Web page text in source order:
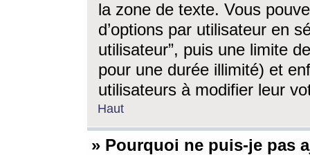
la zone de texte. Vous
d’options par utilisateur en
utilisateur”, puis une limite
pour une durée illimité) et
utilisateurs à modifier leur
Haut
» Pourquoi ne puis-je pas